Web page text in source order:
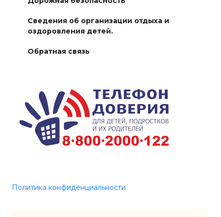
Сведения об организации отдыха и
оздоровления детей.
Обратная связь
Политика конфиденциальности